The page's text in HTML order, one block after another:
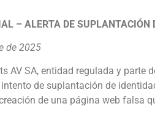
empresa a
– ALERTA DE SUPLANTACIÓN
de 2025
AV SA, entidad regulada y parte
de suplantación de
de una página web falsa